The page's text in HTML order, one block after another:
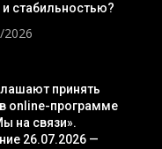
стабильностью?
принять
online-программе
на связи».
26.07.2026 —